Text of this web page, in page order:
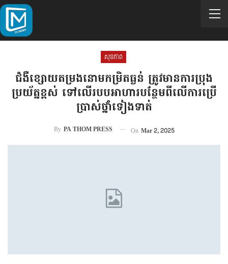
សុខភាព
ជំងឺខ្សោយតម្រងនោមកម្រិតធ្ងន់ ត្រូវមានការប្រុង
ប្រយ័ត្នខ្ពស់ ទៅលើរបបអាហារបន្ថែមពីលើការប្រើ
ប្រាស់ថ្នាំទៀងទាត់
By PA THOM PRESS On Mar 2, 2025